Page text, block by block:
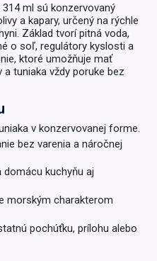
314 ml sú konzervovaný
a kapary, určený na rýchle
Základ tvorí pitná voda,
o soľ, regulátory kyslosti a
ktoré umožňuje mať
tuniaka vždy poruke bez
v konzervovanej forme.
bez varenia a náročnej
domácu kuchyňu aj
morským charakterom
pochúťku, prílohu alebo